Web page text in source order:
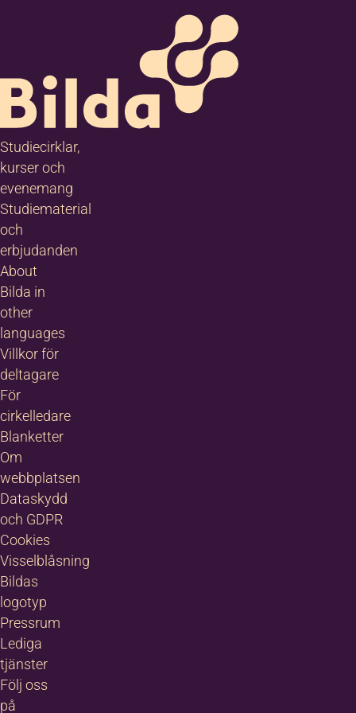
Studiecirklar,
kurser och
evenemang
Studiematerial
och
erbjudanden
About
Bilda in
other
languages
Villkor för
deltagare
För
cirkelledare
Blanketter
Om
webbplatsen
Dataskydd
och GDPR
Cookies
Visselblåsning
Bildas
logotyp
Pressrum
Lediga
tjänster
Följ oss
på